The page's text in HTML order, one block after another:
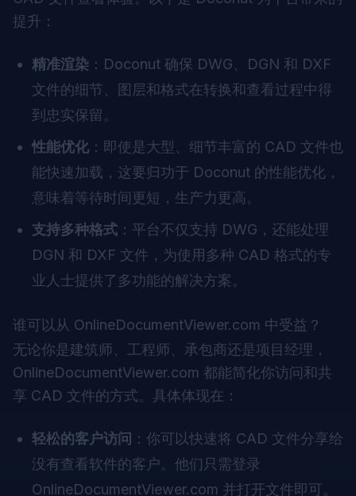
提升：
精准渲染 ：Doconut 确保 DWG、DGN 和 DXF
文件的细节、图层和格式在转换和查看过程中得
到忠实保留。
性能优化 ：即使是大型、细节丰富的 CAD 文件也
能快速加载，这要归功于 Doconut 的性能优化，
意味着等待时间更短，生产力更高。
支持多种格式 ：平台不仅支持 DWG，还能处理
DGN 和 DXF 文件，为使用多种 CAD 格式的专
业人士提供了多功能的解决方案。
谁可以从 OnlineDocumentViewer.com 中受益？
无论你是建筑师、工程师、承包商还是项目经理，
OnlineDocumentViewer.com 都能简化你访问和共
享 CAD 文件的方式。具体体现在：
轻松的客户访问 ：你可以快速将 CAD 文件分享给
没有查看软件的客户。他们只需登录
OnlineDocumentViewer.com 并打开文件即可。